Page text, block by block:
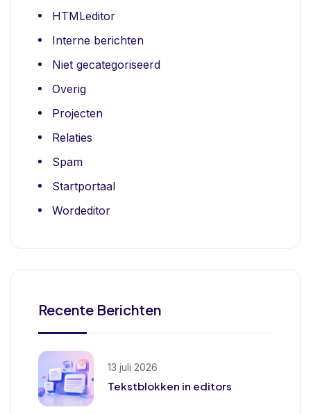
HTMLeditor
Interne berichten
Niet gecategoriseerd
Overig
Projecten
Relaties
Spam
Startportaal
Wordeditor
Recente Berichten
13 juli 2026
Tekstblokken in editors